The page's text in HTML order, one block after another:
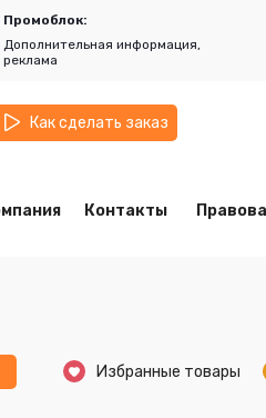
Промоблок:
Дополнительная информация,
реклама
Как сделать заказ
Контакты
Избранные товары